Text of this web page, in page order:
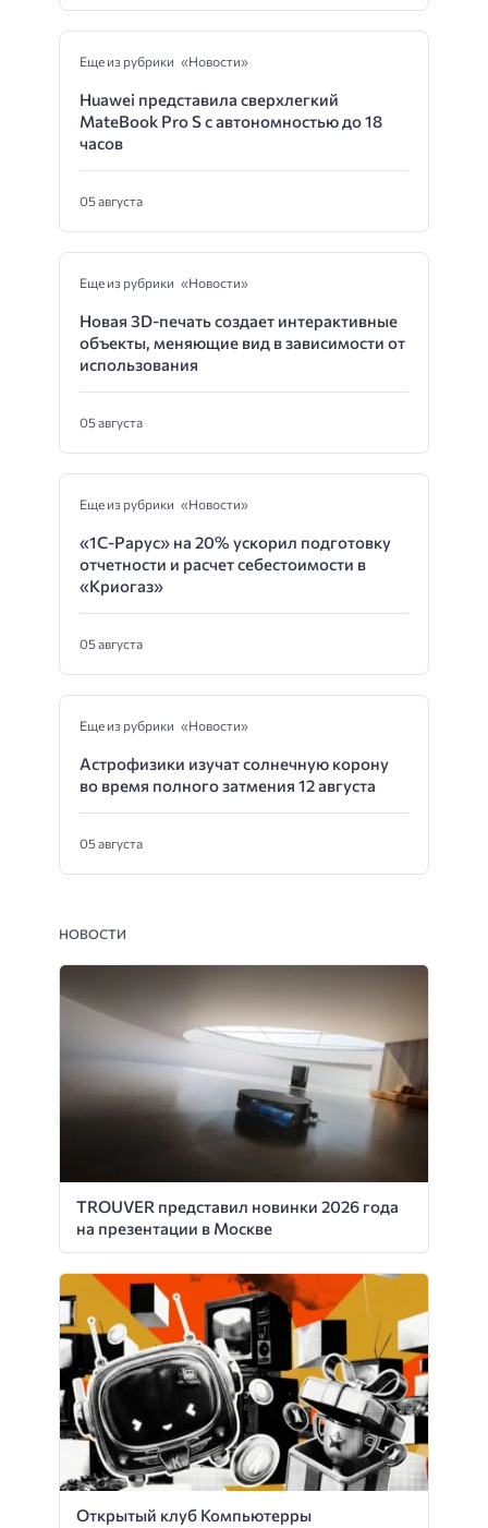
Еще из рубрики «Новости»
Huawei представила сверхлегкий
MateBook Pro S с автономностью до 18
часов
05 августа
Еще из рубрики «Новости»
Новая 3D-печать создает интерактивные
объекты, меняющие вид в зависимости от
использования
05 августа
Еще из рубрики «Новости»
«1С-Рарус» на 20% ускорил подготовку
отчетности и расчет себестоимости в
«Криогаз»
05 августа
Еще из рубрики «Новости»
Астрофизики изучат солнечную корону
во время полного затмения 12 августа
05 августа
НОВОСТИ
TROUVER представил новинки 2026 года
на презентации в Москве
Открытый клуб Компьютерры